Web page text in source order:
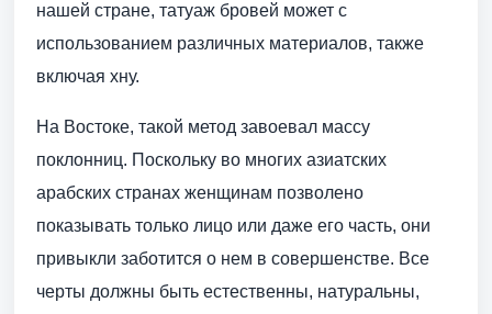
нашей стране, татуаж бровей может с
использованием различных материалов, также
включая хну.
На Востоке, такой метод завоевал массу
поклонниц. Поскольку во многих азиатских
арабских странах женщинам позволено
показывать только лицо или даже его часть, они
привыкли заботится о нем в совершенстве. Все
черты должны быть естественны, натуральны,